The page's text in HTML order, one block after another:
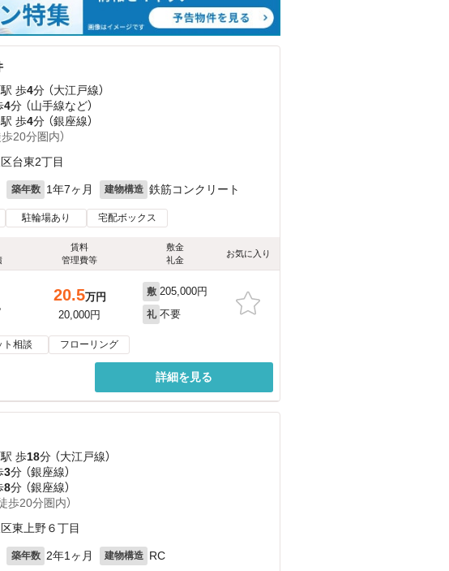
駅 歩4分 （大江戸線）
4分 （山手線など）
駅 歩4分 （銀座線）
20分圏内）
台東2丁目
築年数 1年7ヶ月 建物構造 鉄筋コンクリート
駐輪場あり 宅配ボックス
賃料
管理費等
敷金
礼金
お気に入り
20.5万円
20,000円
敷 205,000円
礼 不要
ト相談 フローリング
詳細を見る
駅 歩18分 （大江戸線）
3分 （銀座線）
8分 （銀座線）
歩20分圏内）
東上野６丁目
築年数 2年1ヶ月 建物構造 RC